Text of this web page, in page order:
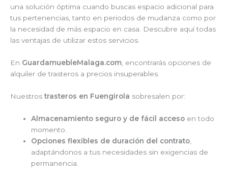
una solución óptima cuando buscas espacio adicional para
tus pertenencias, tanto en periodos de mudanza como por
la necesidad de más espacio en casa. Descubre aquí todas
las ventajas de utilizar estos servicios.
En GuardamuebleMalaga.com , encontrarás opciones de
alquiler de trasteros a precios insuperables.
Nuestrostrasteros en Fuengirola sobresalen por:
Almacenamiento seguro y de fácil acceso en todo
momento.
Opciones flexibles de duración del contrato
adaptándonos a tus necesidades sin exigencias de
permanencia.